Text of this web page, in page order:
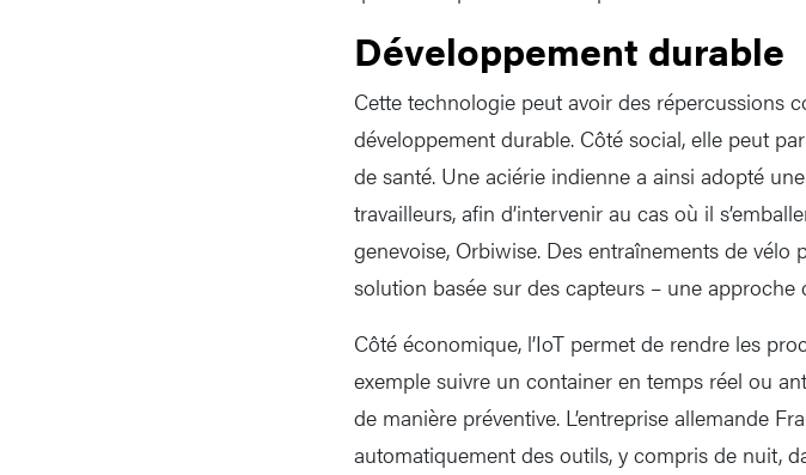
Développement durable
Cette technologie peut avoir des répercussions
développement durable. Côté social, elle peut
de santé. Une aciérie indienne a ainsi adopté
travailleurs, afin d’intervenir au cas où il
genevoise, Orbiwise. Des entraînements de
solution basée sur des capteurs – une approche
Côté économique, l’IoT permet de rendre les
exemple suivre un container en temps réel ou
de manière préventive. L’entreprise allemande
automatiquement des outils, y compris de nuit,